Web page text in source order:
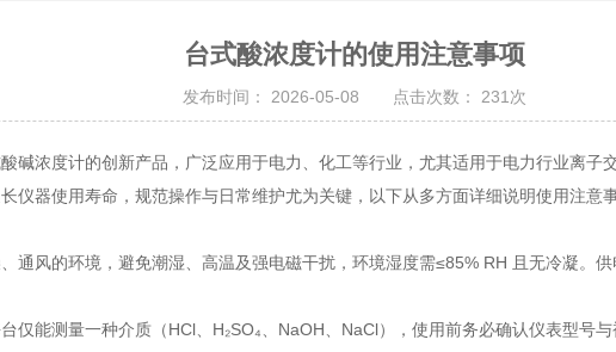
台式酸浓度计的使用注意事项
发布时间： 2026-05-08 点击次数： 231次
碱浓度计的创新产品，广泛应用于电力、化工等行业，尤其适用于电力行业离子
仪器使用寿命，规范操作与日常维护尤为关键，以下从多方面详细说明使用注意事
通风的环境，避免潮湿、高温及强电磁干扰，环境湿度需≤85% RH 且无冷凝。
仅能测量一种介质（HCl、H₂SO₄、NaOH、NaCl），使用前务必确认仪表型号